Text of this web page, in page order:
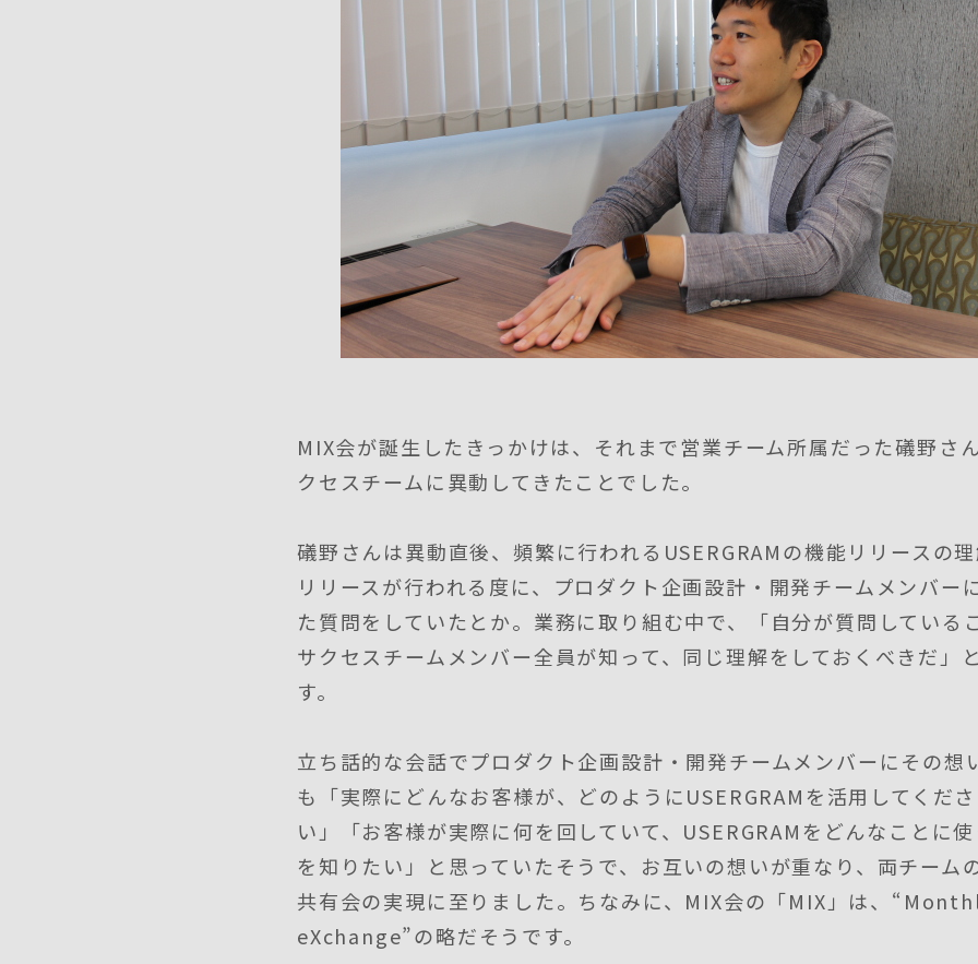
MIX会が誕生したきっかけは、それまで営業チーム所属だった礒野さ
クセスチームに異動してきたことでした。
礒野さんは異動直後、頻繁に行われるUSERGRAMの機能リリースの
リリースが行われる度に、プロダクト企画設計・開発チームメンバー
た質問をしていたとか。業務に取り組む中で、「自分が質問している
サクセスチームメンバー全員が知って、同じ理解をしておくべきだ」
す。
立ち話的な会話でプロダクト企画設計・開発チームメンバーにその想
も「実際にどんなお客様が、どのようにUSERGRAMを活用してくだ
い」「お客様が実際に何を回していて、USERGRAMをどんなことに
を知りたい」と思っていたそうで、お互いの想いが重なり、両チーム
共有会の実現に至りました。ちなみに、MIX会の「MIX」は、
eXchange”の略だそうです。